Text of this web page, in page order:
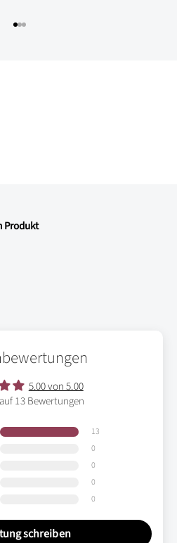
Produkt
5.00 von 5.00
13 Bewertungen
13
0
0
0
0
schreiben